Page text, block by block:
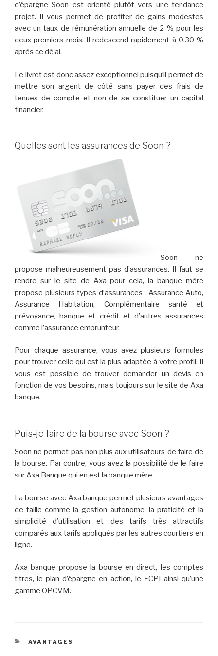
d’épargne Soon est orienté plutôt vers une tendance
projet. Il vous permet de profiter de gains modestes
avec un taux de rémunération annuelle de 2 % pour les
deux premiers mois. Il redescend rapidement à 0,30 %
après ce délai.
Le livret est donc assez exceptionnel puisqu’il permet de
mettre son argent de côté sans payer des frais de
tenues de compte et non de se constituer un capital
financier.
Quelles sont les assurances de Soon ?
Soon ne
propose malheureusement pas d’assurances. Il faut se
rendre sur le site de Axa pour cela, la banque mère
propose plusieurs types d’assurances : Assurance Auto,
Assurance Habitation, Complémentaire santé et
prévoyance, banque et crédit et d’autres assurances
comme l’assurance emprunteur.
Pour chaque assurance, vous avez plusieurs formules
pour trouver celle qui est la plus adaptée à votre profil. Il
vous est possible de trouver demander un devis en
fonction de vos besoins, mais toujours sur le site de Axa
banque.
Puis-je faire de la bourse avec Soon ?
Soon ne permet pas non plus aux utilisateurs de faire de
la bourse. Par contre, vous avez la possibilité de le faire
sur Axa Banque qui en est la banque mère.
La bourse avec Axa banque permet plusieurs avantages
de taille comme la gestion autonome, la praticité et la
simplicité d’utilisation et des tarifs très attractifs
comparés aux tarifs appliqués par les autres courtiers en
ligne.
Axa banque propose la bourse en direct, les comptes
titres, le plan d’épargne en action, le FCPI ainsi qu’une
gamme OPCVM.
CATÉGORIES
AVANTAGES